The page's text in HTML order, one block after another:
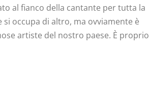
al fianco della cantante per tutta la
occupa di altro, ma ovviamente è
artiste del nostro paese. È proprio